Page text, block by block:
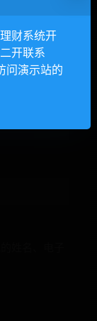
财系统开
开联系
问演示站的